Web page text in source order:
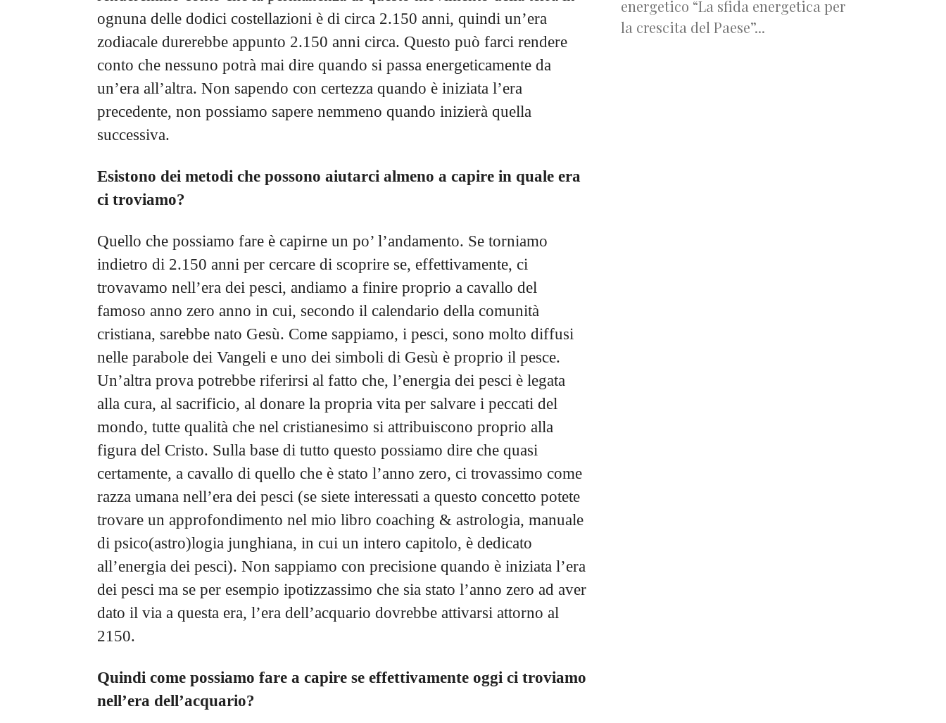
ognuna delle dodici costellazioni è di circa 2.150 anni, quindi un’era
zodiacale durerebbe appunto 2.150 anni circa. Questo può farci rendere
conto che nessuno potrà mai dire quando si passa energeticamente da
un’era all’altra. Non sapendo con certezza quando è iniziata l’era
precedente, non possiamo sapere nemmeno quando inizierà quella
successiva.
Esistono dei metodi che possono aiutarci almeno a capire in quale era
ci troviamo?
Quello che possiamo fare è capirne un po’ l’andamento. Se torniamo
indietro di 2.150 anni per cercare di scoprire se, effettivamente, ci
trovavamo nell’era dei pesci, andiamo a finire proprio a cavallo del
famoso anno zero anno in cui, secondo il calendario della comunità
cristiana, sarebbe nato Gesù. Come sappiamo, i pesci, sono molto diffusi
nelle parabole dei Vangeli e uno dei simboli di Gesù è proprio il pesce.
Un’altra prova potrebbe riferirsi al fatto che, l’energia dei pesci è legata
alla cura, al sacrificio, al donare la propria vita per salvare i peccati del
mondo, tutte qualità che nel cristianesimo si attribuiscono proprio alla
figura del Cristo. Sulla base di tutto questo possiamo dire che quasi
certamente, a cavallo di quello che è stato l’anno zero, ci trovassimo come
razza umana nell’era dei pesci (se siete interessati a questo concetto potete
trovare un approfondimento nel mio libro coaching & astrologia, manuale
di psico(astro)logia junghiana, in cui un intero capitolo, è dedicato
all’energia dei pesci). Non sappiamo con precisione quando è iniziata l’era
dei pesci ma se per esempio ipotizzassimo che sia stato l’anno zero ad aver
dato il via a questa era, l’era dell’acquario dovrebbe attivarsi attorno al
2150.
Quindi come possiamo fare a capire se effettivamente oggi ci troviamo
nell’era dell’acquario?
energetico “La sfida energetica per
la crescita del Paese”...